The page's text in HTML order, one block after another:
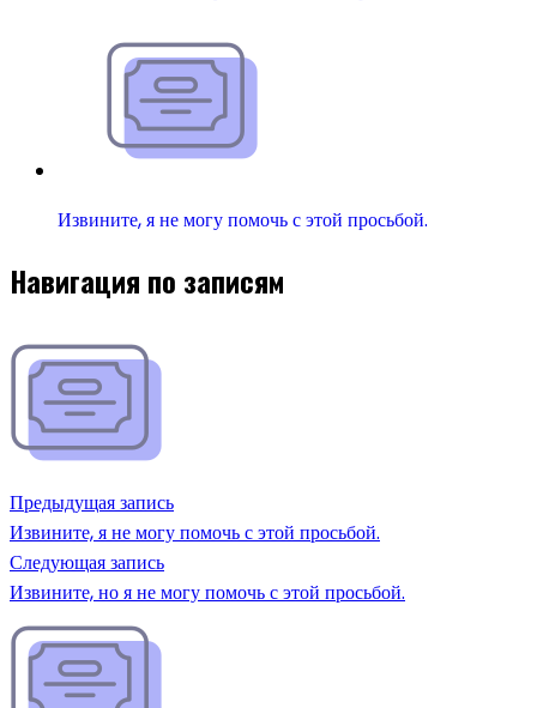
Извините, я не могу помочь с этой просьбой.
Навигация по записям
Предыдущая запись
Извините, я не могу помочь с этой просьбой.
Следующая запись
Извините, но я не могу помочь с этой просьбой.